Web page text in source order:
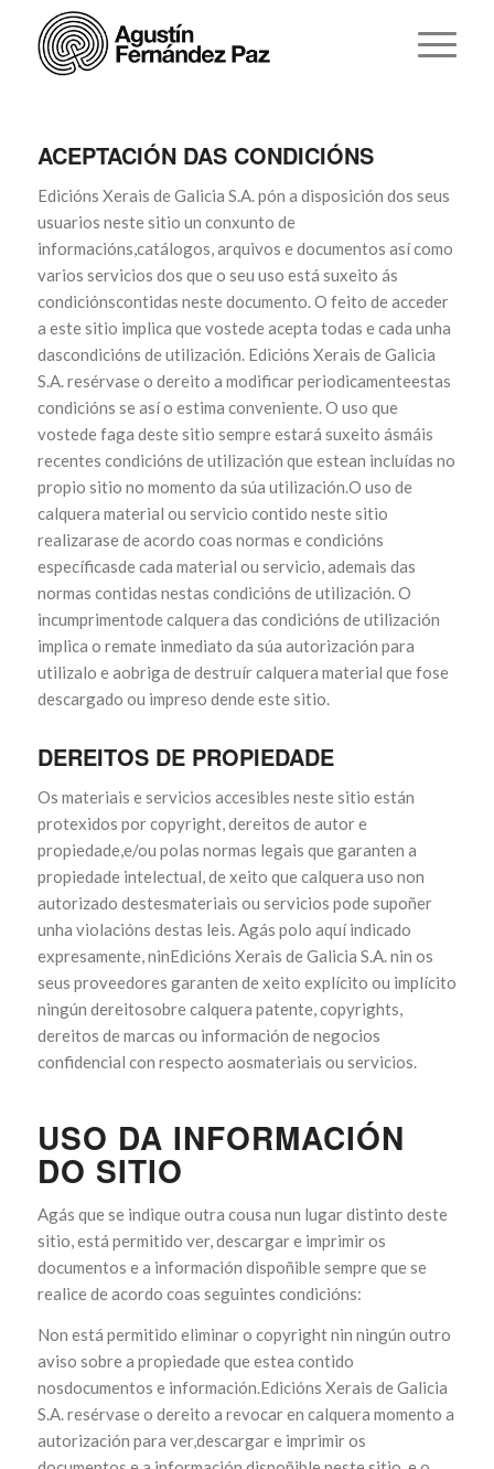
ACEPTACIÓN DAS CONDICIÓNS
Edicións Xerais de Galicia S.A. pón a disposición dos seus
usuarios neste sitio un conxunto de
informacións,catálogos, arquivos e documentos así como
varios servicios dos que o seu uso está suxeito ás
condiciónscontidas neste documento. O feito de acceder
a este sitio implica que vostede acepta todas e cada unha
dascondicións de utilización. Edicións Xerais de Galicia
S.A. resérvase o dereito a modificar periodicamenteestas
condicións se así o estima conveniente. O uso que
vostede faga deste sitio sempre estará suxeito ásmáis
recentes condicións de utilización que estean incluídas no
propio sitio no momento da súa utilización.O uso de
calquera material ou servicio contido neste sitio
realizarase de acordo coas normas e condicións
específicasde cada material ou servicio, ademais das
normas contidas nestas condicións de utilización. O
incumprimentode calquera das condicións de utilización
implica o remate inmediato da súa autorización para
utilizalo e aobriga de destruír calquera material que fose
descargado ou impreso dende este sitio.
DEREITOS DE PROPIEDADE
Os materiais e servicios accesibles neste sitio están
protexidos por copyright, dereitos de autor e
propiedade,e/ou polas normas legais que garanten a
propiedade intelectual, de xeito que calquera uso non
autorizado destesmateriais ou servicios pode supoñer
unha violacións destas leis. Agás polo aquí indicado
expresamente, ninEdicións Xerais de Galicia S.A. nin os
seus proveedores garanten de xeito explícito ou implícito
ningún dereitosobre calquera patente, copyrights,
dereitos de marcas ou información de negocios
confidencial con respecto aosmateriais ou servicios.
USO DA INFORMACIÓN
DO SITIO
Agás que se indique outra cousa nun lugar distinto deste
sitio, está permitido ver, descargar e imprimir os
documentos e a información dispoñible sempre que se
realice de acordo coas seguintes condicións:
Non está permitido eliminar o copyright nin ningún outro
aviso sobre a propiedade que estea contido
nosdocumentos e información.Edicións Xerais de Galicia
S.A. resérvase o dereito a revocar en calquera momento a
autorización para ver,descargar e imprimir os